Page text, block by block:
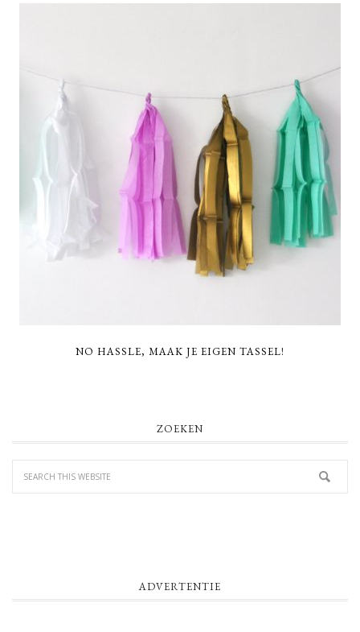
NO HASSLE, MAAK JE EIGEN TASSEL!
ZOEKEN
ADVERTENTIE